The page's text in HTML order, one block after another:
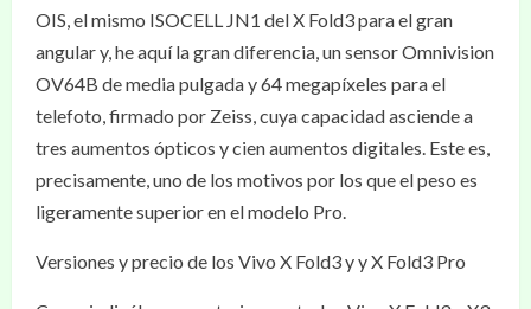
OIS, el mismo ISOCELL JN1 del X Fold3 para el gran
angular y, he aquí la gran diferencia, un sensor Omnivision
OV64B de media pulgada y 64 megapíxeles para el
telefoto, firmado por Zeiss, cuya capacidad asciende a
tres aumentos ópticos y cien aumentos digitales. Este es,
precisamente, uno de los motivos por los que el peso es
ligeramente superior en el modelo Pro.
Versiones y precio de los Vivo X Fold3 y y X Fold3 Pro